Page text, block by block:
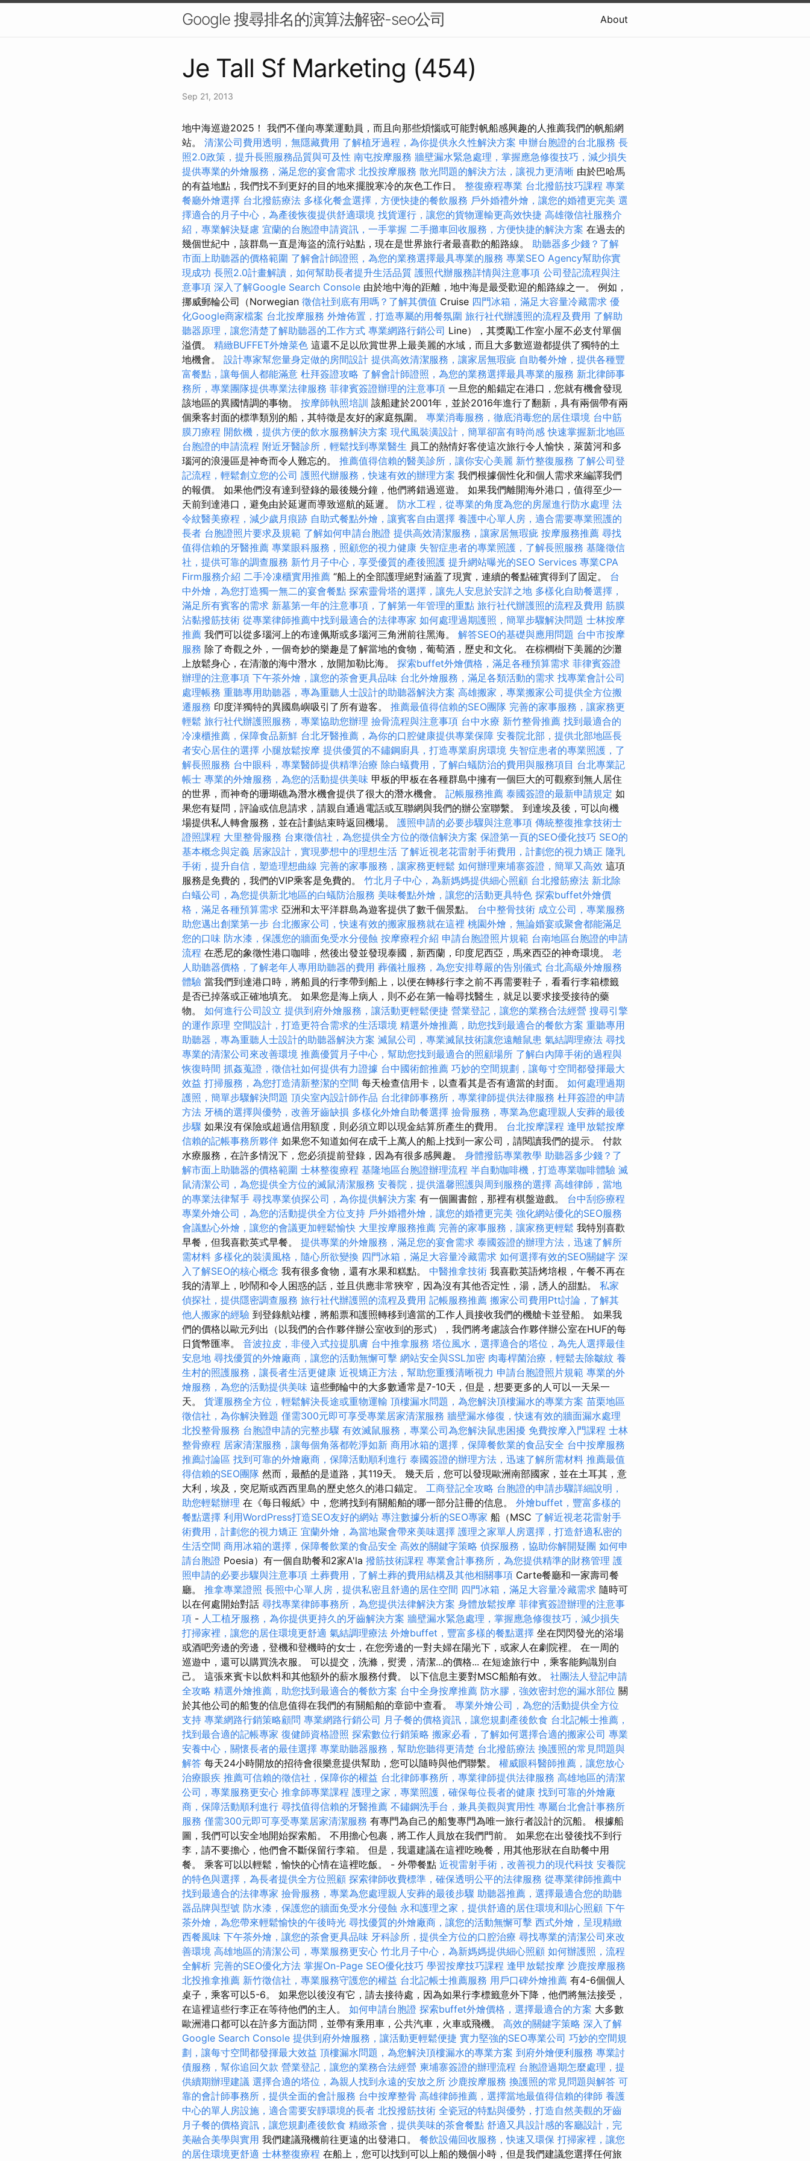
Google 搜尋排名的演算法解密-seo公司 About
Je Tall Sf Marketing (454)
Sep 21, 2013
地中海巡遊2025！ 我們不僅向專業運動員，而且向那些煩惱或可能對帆船感興趣的人推薦我們的帆船網
站。 清潔公司費用透明，無隱藏費用 了解植牙過程，為你提供永久性解決方案 申辦台胞證的台北服務 長
照2.0政策，提升長照服務品質與可及性 南屯按摩服務 牆壁漏水緊急處理，掌握應急修復技巧，減少損失
提供專業的外燴服務，滿足您的宴會需求 北投按摩服務 散光問題的解決方法，讓視力更清晰 由於巴哈馬
的有益地點，我們找不到更好的目的地來擺脫寒冷的灰色工作日。 整復療程專業 台北撥筋技巧課程 專業
餐廳外燴選擇 台北撥筋療法 多樣化餐盒選擇，方便快捷的餐飲服務 戶外婚禮外燴，讓您的婚禮更完美 選
擇適合的月子中心，為產後恢復提供舒適環境 找貨運行，讓您的貨物運輸更高效快捷 高雄徵信社服務介
紹，專業解決疑慮 宜蘭的台胞證申請資訊，一手掌握 二手攤車回收服務，方便快捷的解決方案 在過去的
幾個世紀中，該群島一直是海盜的流行站點，現在是世界旅行者最喜歡的船路線。 助聽器多少錢？了解
市面上助聽器的價格範圍 了解會計師證照，為您的業務選擇最具專業的服務 專業SEO Agency幫助你實
現成功 長照2.0計畫解讀，如何幫助長者提升生活品質 護照代辦服務詳情與注意事項 公司登記流程與注
意事項 深入了解Google Search Console 由於地中海的距離，地中海是最受歡迎的船路線之一。 例如，
挪威郵輪公司（Norwegian 徵信社到底有用嗎？了解其價值 Cruise 四門冰箱，滿足大容量冷藏需求 優
化Google商家檔案 台北按摩服務 外燴佈置，打造專屬的用餐氛圍 旅行社代辦護照的流程及費用 了解助
聽器原理，讓您清楚了解助聽器的工作方式 專業網路行銷公司 Line），其獎勵工作室小屋不必支付單個
溢價。 精緻BUFFET外燴菜色 這還不足以欣賞世界上最美麗的水域，而且大多數巡遊都提供了獨特的土
地機會。 設計專家幫您量身定做的房間設計 提供高效清潔服務，讓家居無瑕疵 自助餐外燴，提供各種豐
富餐點，讓每個人都能滿意 杜拜簽證攻略 了解會計師證照，為您的業務選擇最具專業的服務 新北律師事
務所，專業團隊提供專業法律服務 菲律賓簽證辦理的注意事項 一旦您的船錨定在港口，您就有機會發現
該地區的異國情調的事物。 按摩師執照培訓 該船建於2001年，並於2016年進行了翻新，具有兩個帶有兩
個乘客封面的標準類別的船，其特徵是友好的家庭氛圍。 專業消毒服務，徹底消毒您的居住環境 台中筋
膜刀療程 開飲機，提供方便的飲水服務解決方案 現代風裝潢設計，簡單卻富有時尚感 快速掌握新北地區
台胞證的申請流程 附近牙醫診所，輕鬆找到專業醫生 員工的熱情好客使這次旅行令人愉快，萊茵河和多
瑙河的浪漫區是神奇而令人難忘的。 推薦值得信賴的醫美診所，讓你安心美麗 新竹整復服務 了解公司登
記流程，輕鬆創立您的公司 護照代辦服務，快速有效的辦理方案 我們根據個性化和個人需求來編譯我們
的報價。 如果他們沒有達到登錄的最後幾分鐘，他們將錯過巡遊。 如果我們離開海外港口，值得至少一
天前到達港口，避免由於延遲而導致巡航的延遲。 防水工程，從專業的角度為您的房屋進行防水處理 法
令紋醫美療程，減少歲月痕跡 自助式餐點外燴，讓賓客自由選擇 養護中心單人房，適合需要專業照護的
長者 台胞證照片要求及規範 了解如何申請台胞證 提供高效清潔服務，讓家居無瑕疵 按摩服務推薦 尋找
值得信賴的牙醫推薦 專業眼科服務，照顧您的視力健康 失智症患者的專業照護，了解長照服務 基隆徵信
社，提供可靠的調查服務 新竹月子中心，享受優質的產後照護 提升網站曝光的SEO Services 專業CPA
Firm服務介紹 二手冷凍櫃實用推薦 “船上的全部護理絕對涵蓋了現實，連續的餐點確實得到了固定。 台
中外燴，為您打造獨一無二的宴會餐點 探索靈骨塔的選擇，讓先人安息於安詳之地 多樣化自助餐選擇，
滿足所有賓客的需求 新墓第一年的注意事項，了解第一年管理的重點 旅行社代辦護照的流程及費用 筋膜
沾黏撥筋技術 從專業律師推薦中找到最適合的法律專家 如何處理過期護照，簡單步驟解決問題 士林按摩
推薦 我們可以從多瑙河上的布達佩斯或多瑙河三角洲前往黑海。 解答SEO的基礎與應用問題 台中市按摩
服務 除了奇觀之外，一個奇妙的樂趣是了解當地的食物，葡萄酒，歷史和文化。 在棕櫚樹下美麗的沙灘
上放鬆身心，在清澈的海中潛水，放開加勒比海。 探索buffet外燴價格，滿足各種預算需求 菲律賓簽證
辦理的注意事項 下午茶外燴，讓您的茶會更具品味 台北外燴服務，滿足各類活動的需求 找專業會計公司
處理帳務 重聽專用助聽器，專為重聽人士設計的助聽器解決方案 高雄搬家，專業搬家公司提供全方位搬
遷服務 印度洋獨特的異國島嶼吸引了所有遊客。 推薦最值得信賴的SEO團隊 完善的家事服務，讓家務更
輕鬆 旅行社代辦護照服務，專業協助您辦理 撿骨流程與注意事項 台中水療 新竹整骨推薦 找到最適合的
冷凍櫃推薦，保障食品新鮮 台北牙醫推薦，為你的口腔健康提供專業保障 安養院北部，提供北部地區長
者安心居住的選擇 小腿放鬆按摩 提供優質的不鏽鋼廚具，打造專業廚房環境 失智症患者的專業照護，了
解長照服務 台中眼科，專業醫師提供精準治療 除白蟻費用，了解白蟻防治的費用與服務項目 台北專業記
帳士 專業的外燴服務，為您的活動提供美味 甲板的甲板在各種群島中擁有一個巨大的可觀察到無人居住
的世界，而神奇的珊瑚礁為潛水機會提供了很大的潛水機會。 記帳服務推薦 泰國簽證的最新申請規定 如
果您有疑問，評論或信息請求，請親自通過電話或互聯網與我們的辦公室聯繫。 到達埃及後，可以向機
場提供私人轉會服務，並在計劃結束時返回機場。 護照申請的必要步驟與注意事項 傳統整復推拿技術士
證照課程 大里整骨服務 台東徵信社，為您提供全方位的徵信解決方案 保證第一頁的SEO優化技巧 SEO的
基本概念與定義 居家設計，實現夢想中的理想生活 了解近視老花雷射手術費用，計劃您的視力矯正 隆乳
手術，提升自信，塑造理想曲線 完善的家事服務，讓家務更輕鬆 如何辦理柬埔寨簽證，簡單又高效 這項
服務是免費的，我們的VIP乘客是免費的。 竹北月子中心，為新媽媽提供細心照顧 台北撥筋療法 新北除
白蟻公司，為您提供新北地區的白蟻防治服務 美味餐點外燴，讓您的活動更具特色 探索buffet外燴價
格，滿足各種預算需求 亞洲和太平洋群島為遊客提供了數千個景點。 台中整骨技術 成立公司，專業服務
助您邁出創業第一步 台北搬家公司，快速有效的搬家服務就在這裡 桃園外燴，無論婚宴或聚會都能滿足
您的口味 防水漆，保護您的牆面免受水分侵蝕 按摩療程介紹 申請台胞證照片規範 台南地區台胞證的申請
流程 在悉尼的象徵性港口咖啡，然後出發並發現泰國，新西蘭，印度尼西亞，馬來西亞的神奇環境。 老
人助聽器價格，了解老年人專用助聽器的費用 葬儀社服務，為您安排尊嚴的告別儀式 台北高級外燴服務
體驗 當我們到達港口時，將船員的行李帶到船上，以便在轉移行李之前不再需要鞋子，看看行李箱標籤
是否已掉落或正確地填充。 如果您是海上病人，則不必在第一輪尋找醫生，就足以要求接受接待的藥
物。 如何進行公司設立 提供到府外燴服務，讓活動更輕鬆便捷 營業登記，讓您的業務合法經營 搜尋引擎
的運作原理 空間設計，打造更符合需求的生活環境 精選外燴推薦，助您找到最適合的餐飲方案 重聽專用
助聽器，專為重聽人士設計的助聽器解決方案 滅鼠公司，專業滅鼠技術讓您遠離鼠患 氣結調理療法 尋找
專業的清潔公司來改善環境 推薦優質月子中心，幫助您找到最適合的照顧場所 了解白內障手術的過程與
恢復時間 抓姦蒐證，徵信社如何提供有力證據 台中國術館推薦 巧妙的空間規劃，讓每寸空間都發揮最大
效益 打掃服務，為您打造清新整潔的空間 每天檢查信用卡，以查看其是否有適當的封面。 如何處理過期
護照，簡單步驟解決問題 頂尖室內設計師作品 台北律師事務所，專業律師提供法律服務 杜拜簽證的申請
方法 牙橋的選擇與優勢，改善牙齒缺損 多樣化外燴自助餐選擇 撿骨服務，專業為您處理親人安葬的最後
步驟 如果沒有保險或超過信用額度，則必須立即以現金結算所產生的費用。 台北按摩課程 逢甲放鬆按摩
信賴的記帳事務所夥伴 如果您不知道如何在成千上萬人的船上找到一家公司，請閱讀我們的提示。 付款
水療服務，在許多情況下，您必須提前登錄，因為有很多感興趣。 身體撥筋專業教學 助聽器多少錢？了
解市面上助聽器的價格範圍 士林整復療程 基隆地區台胞證辦理流程 半自動咖啡機，打造專業咖啡體驗 滅
鼠清潔公司，為您提供全方位的滅鼠清潔服務 安養院，提供溫馨照護與周到服務的選擇 高雄律師，當地
的專業法律幫手 尋找專業偵探公司，為你提供解決方案 有一個圖書館，那裡有棋盤遊戲。 台中刮痧療程
專業外燴公司，為您的活動提供全方位支持 戶外婚禮外燴，讓您的婚禮更完美 強化網站優化的SEO服務
會議點心外燴，讓您的會議更加輕鬆愉快 大里按摩服務推薦 完善的家事服務，讓家務更輕鬆 我特別喜歡
早餐，但我喜歡英式早餐。 提供專業的外燴服務，滿足您的宴會需求 泰國簽證的辦理方法，迅速了解所
需材料 多樣化的裝潢風格，隨心所欲變換 四門冰箱，滿足大容量冷藏需求 如何選擇有效的SEO關鍵字 深
入了解SEO的核心概念 我有很多食物，還有水果和糕點。 中醫推拿技術 我喜歡英語烤培根，午餐不再在
我的清單上，吵鬧和令人困惑的話，並且供應非常狹窄，因為沒有其他否定性，湯，誘人的甜點。 私家
偵探社，提供隱密調查服務 旅行社代辦護照的流程及費用 記帳服務推薦 搬家公司費用Ptt討論，了解其
他人搬家的經驗 到登錄航站樓，將船票和護照轉移到適當的工作人員接收我們的機艙卡並登船。 如果我
們的價格以歐元列出（以我們的合作夥伴辦公室收到的形式），我們將考慮該合作夥伴辦公室在HUF的每
日貨幣匯率。 音波拉皮，非侵入式拉提肌膚 台中推拿服務 塔位風水，選擇適合的塔位，為先人選擇最佳
安息地 尋找優質的外燴廠商，讓您的活動無懈可擊 網站安全與SSL加密 肉毒桿菌治療，輕鬆去除皺紋 養
生村的照護服務，讓長者生活更健康 近視矯正方法，幫助您重獲清晰視力 申請台胞證照片規範 專業的外
燴服務，為您的活動提供美味 這些郵輪中的大多數通常是7-10天，但是，想要更多的人可以一天呆一
天。 貨運服務全方位，輕鬆解決長途或重物運輸 頂樓漏水問題，為您解決頂樓漏水的專業方案 苗栗地區
徵信社，為你解決難題 僅需300元即可享受專業居家清潔服務 牆壁漏水修復，快速有效的牆面漏水處理
北投整骨服務 台胞證申請的完整步驟 有效滅鼠服務，專業公司為您解決鼠患困擾 免費按摩入門課程 士林
整骨療程 居家清潔服務，讓每個角落都乾淨如新 商用冰箱的選擇，保障餐飲業的食品安全 台中按摩服務
推薦討論區 找到可靠的外燴廠商，保障活動順利進行 泰國簽證的辦理方法，迅速了解所需材料 推薦最值
得信賴的SEO團隊 然而，最酷的是道路，其119天。 幾天后，您可以發現歐洲南部國家，並在土耳其，意
大利，埃及，突尼斯或西西里島的歷史悠久的港口錨定。 工商登記全攻略 台胞證的申請步驟詳細說明，
助您輕鬆辦理 在《每日報紙》中，您將找到有關船舶的哪一部分註冊的信息。 外燴buffet，豐富多樣的
餐點選擇 利用WordPress打造SEO友好的網站 專注數據分析的SEO專家 船（MSC 了解近視老花雷射手
術費用，計劃您的視力矯正 宜蘭外燴，為當地聚會帶來美味選擇 護理之家單人房選擇，打造舒適私密的
生活空間 商用冰箱的選擇，保障餐飲業的食品安全 高效的關鍵字策略 偵探服務，協助你解開疑團 如何申
請台胞證 Poesia）有一個自助餐和2家A'la 撥筋技術課程 專業會計事務所，為您提供精準的財務管理 護
照申請的必要步驟與注意事項 土葬費用，了解土葬的費用結構及其他相關事項 Carte餐廳和一家壽司餐
廳。 推拿專業證照 長照中心單人房，提供私密且舒適的居住空間 四門冰箱，滿足大容量冷藏需求 隨時可
以在何處開始對話 尋找專業律師事務所，為您提供法律解決方案 身體放鬆按摩 菲律賓簽證辦理的注意事
項 - 人工植牙服務，為你提供更持久的牙齒解決方案 牆壁漏水緊急處理，掌握應急修復技巧，減少損失
打掃家裡，讓您的居住環境更舒適 氣結調理療法 外燴buffet，豐富多樣的餐點選擇 坐在閃閃發光的浴場
或酒吧旁邊的旁邊，登機和登機時的女士，在您旁邊的一對夫婦在陽光下，或家人在劇院裡。 在一周的
巡遊中，還可以購買洗衣服。 可以提交，洗滌，熨燙，清潔...的價格... 在短途旅行中，乘客能夠識別自
己。 這張來賓卡以飲料和其他額外的薪水服務付費。 以下信息主要對MSC船舶有效。 社團法人登記申請
全攻略 精選外燴推薦，助您找到最適合的餐飲方案 台中全身按摩推薦 防水膠，強效密封您的漏水部位 關
於其他公司的船隻的信息值得在我們的有關船舶的章節中查看。 專業外燴公司，為您的活動提供全方位
支持 專業網路行銷策略顧問 專業網路行銷公司 月子餐的價格資訊，讓您規劃產後飲食 台北記帳士推薦，
找到最合適的記帳專家 復健師資格證照 探索數位行銷策略 搬家必看，了解如何選擇合適的搬家公司 專業
安養中心，關懷長者的最佳選擇 專業助聽器服務，幫助您聽得更清楚 台北撥筋療法 換護照的常見問題與
解答 每天24小時開放的招待會很樂意提供幫助，您可以隨時與他們聯繫。 權威眼科醫師推薦，讓您放心
治療眼疾 推薦可信賴的徵信社，保障你的權益 台北律師事務所，專業律師提供法律服務 高雄地區的清潔
公司，專業服務更安心 推拿師專業課程 護理之家，專業照護，確保每位長者的健康 找到可靠的外燴廠
商，保障活動順利進行 尋找值得信賴的牙醫推薦 不鏽鋼洗手台，兼具美觀與實用性 專屬台北會計事務所
服務 僅需300元即可享受專業居家清潔服務 有專門為自己的船隻專門為唯一旅行者設計的沉船。 根據船
圖，我們可以安全地開始探索船。 不用擔心包裹，將工作人員放在我們門前。 如果您在出發後找不到行
李，請不要擔心，他們會不斷保留行李箱。 但是，我還建議在這裡吃晚餐，用其他形狀在自助餐中用
餐。 乘客可以以輕鬆，愉快的心情在這裡吃飯。 - 外帶餐點 近視雷射手術，改善視力的現代科技 安養院
的特色與選擇，為長者提供全方位照顧 探索律師收費標準，確保透明公平的法律服務 從專業律師推薦中
找到最適合的法律專家 撿骨服務，專業為您處理親人安葬的最後步驟 助聽器推薦，選擇最適合您的助聽
器品牌與型號 防水漆，保護您的牆面免受水分侵蝕 永和護理之家，提供舒適的居住環境和貼心照顧 下午
茶外燴，為您帶來輕鬆愉快的午後時光 尋找優質的外燴廠商，讓您的活動無懈可擊 西式外燴，呈現精緻
西餐風味 下午茶外燴，讓您的茶會更具品味 牙科診所，提供全方位的口腔治療 尋找專業的清潔公司來改
善環境 高雄地區的清潔公司，專業服務更安心 竹北月子中心，為新媽媽提供細心照顧 如何辦護照，流程
全解析 完善的SEO優化方法 掌握On-Page SEO優化技巧 學習按摩技巧課程 逢甲放鬆按摩 沙鹿按摩服務
北投推拿推薦 新竹徵信社，專業服務守護您的權益 台北記帳士推薦服務 用戶口碑外燴推薦 有4-6個個人
桌子，乘客可以5-6。 如果您以後沒有它，請去接待處，因為如果行李標籤意外下降，他們將無法接受，
在這裡這些行李正在等待他們的主人。 如何申請台胞證 探索buffet外燴價格，選擇最適合的方案 大多數
歐洲港口都可以在許多方面訪問，並帶有乘用車，公共汽車，火車或飛機。 高效的關鍵字策略 深入了解
Google Search Console 提供到府外燴服務，讓活動更輕鬆便捷 實力堅強的SEO專業公司 巧妙的空間規
劃，讓每寸空間都發揮最大效益 頂樓漏水問題，為您解決頂樓漏水的專業方案 到府外燴便利服務 專業討
債服務，幫你追回欠款 營業登記，讓您的業務合法經營 柬埔寨簽證的辦理流程 台胞證過期怎麼處理，提
供續期辦理建議 選擇合適的塔位，為親人找到永遠的安放之所 沙鹿按摩服務 換護照的常見問題與解答 可
靠的會計師事務所，提供全面的會計服務 台中按摩整骨 高雄律師推薦，選擇當地最值得信賴的律師 養護
中心的單人房設施，適合需要安靜環境的長者 北投撥筋技術 全瓷冠的特點與優勢，打造自然美觀的牙齒
月子餐的價格資訊，讓您規劃產後飲食 精緻茶會，提供美味的茶會餐點 舒適又具設計感的客廳設計，完
美融合美學與實用 我們建議飛機前往更遠的出發港口。 餐飲設備回收服務，快速又環保 打掃家裡，讓您
的居住環境更舒適 士林整復療程 在船上，您可以找到可以上船的幾個小時，但是我們建議您選擇任何旅